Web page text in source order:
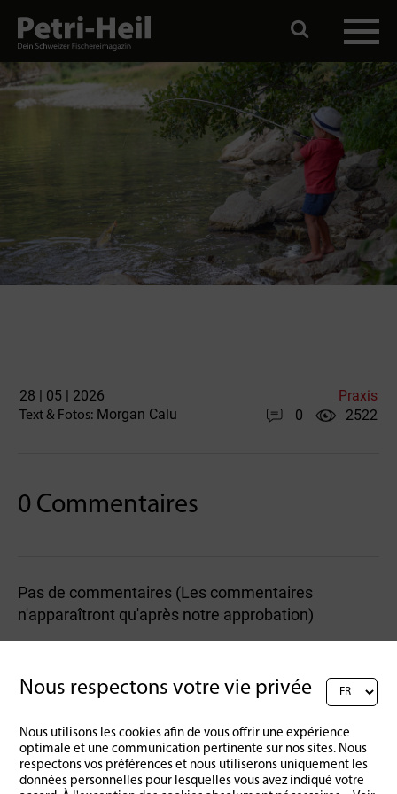
28 | 05 | 2026 Praxis
Text & Fotos: Morgan Calu 0 2522
0 Commentaires
Pas de commentaires (Les commentaires
n'apparaîtront qu'après notre approbation)
Rédigez un commentaire :
Nous respectons votre vie privée
Nous utilisons les cookies afin de vous offrir une expérience
optimale et une communication pertinente sur nos sites. Nous
respectons vos préférences et nous utiliserons uniquement les
données personnelles pour lesquelles vous avez indiqué votre